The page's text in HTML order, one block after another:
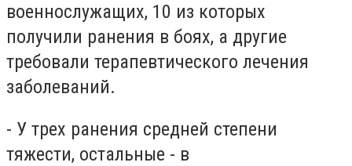
военнослужащих, 10 из которых
получили ранения в боях, а другие
требовали терапевтического лечения
заболеваний.
- У трех ранения средней степени
тяжести, остальные - в